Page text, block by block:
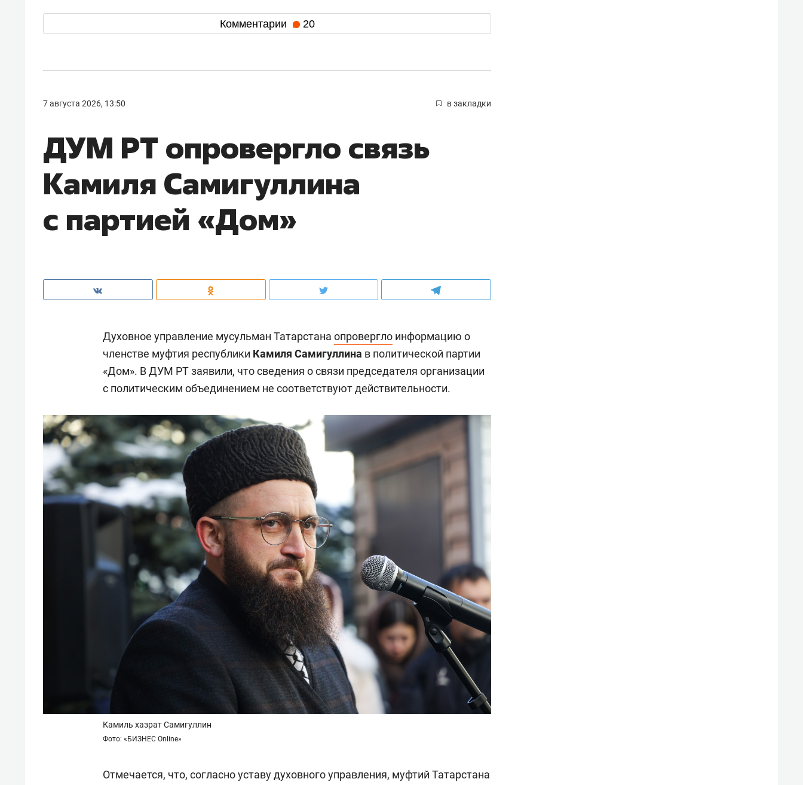
Комментарии 20
7 августа 2026, 13:50 в закладки
ДУМ РТ опровергло связь
Камиля Самигуллина
с партией «Дом»
Духовное управление мусульман Татарстана опровергло информацию о
членстве муфтия республики Камиля Самигуллина в политической партии
«Дом». В ДУМ РТ заявили, что сведения о связи председателя организации
с политическим объединением не соответствуют действительности.
Камиль хазрат Самигуллин
Фото: «БИЗНЕС Online»
Отмечается, что, согласно уставу духовного управления, муфтий Татарстана